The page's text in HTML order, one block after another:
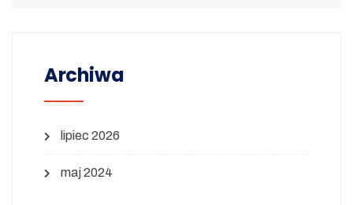
Archiwa
lipiec 2026
maj 2024